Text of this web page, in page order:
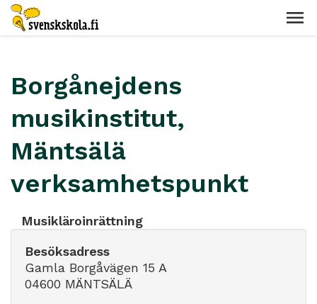
Borgånejdens
musikinstitut,
Mäntsälä
verksamhetspunkt
Musikläroinrättning
Besöksadress
Gamla Borgåvägen 15 A
04600 MÄNTSÄLÄ